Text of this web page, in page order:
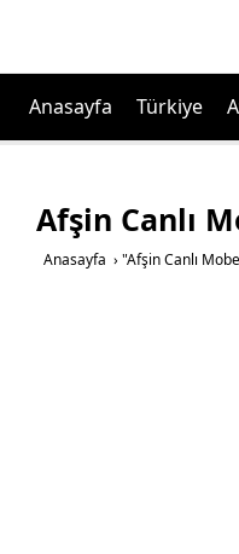
Anasayfa Türkiye
Afşin Canlı
Anasayfa › "Afşin Canlı